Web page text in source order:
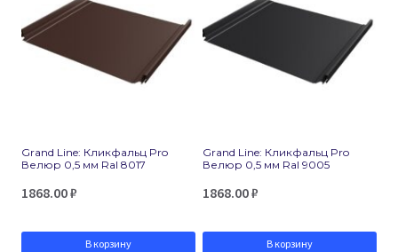
Grand Line: Кликфальц Pro
Велюр 0,5 мм Ral 8017
1868.00₽
В корзину
Grand Line: Кликфальц Pro
Велюр 0,5 мм Ral 9005
1868.00₽
В корзину